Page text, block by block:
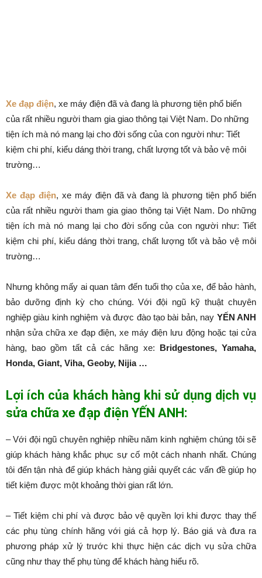
Xe đạp điện, xe máy điện đã và đang là phương tiện phổ biến
của rất nhiều người tham gia giao thông tại Việt Nam. Do những
tiện ích mà nó mang lại cho đời sống của con người như: Tiết
kiệm chi phí, kiểu dáng thời trang, chất lượng tốt và bảo vệ môi
trường…
Xe đạp điện, xe máy điện đã và đang là phương tiện phổ biến
của rất nhiều người tham gia giao thông tại Việt Nam. Do những
tiện ích mà nó mang lại cho đời sống của con người như: Tiết
kiệm chi phí, kiểu dáng thời trang, chất lượng tốt và bảo vệ môi
trường…
Nhưng không mấy ai quan tâm đến tuổi thọ của xe, để bảo hành,
bảo dưỡng định kỳ cho chúng. Với đội ngũ kỹ thuật chuyên
nghiệp giàu kinh nghiệm và được đào tạo bài bản, nay YẾN ANH
nhận sửa chữa xe đạp điện, xe máy điện lưu động hoặc tại cửa
hàng, bao gồm tất cả các hãng xe: Bridgestones, Yamaha,
Honda, Giant, Viha, Geoby, Nijia …
Lợi ích của khách hàng khi sử dụng dịch vụ
sửa chữa xe đạp điện YẾN ANH:
– Với đội ngũ chuyên nghiệp nhiều năm kinh nghiệm chúng tôi sẽ
giúp khách hàng khắc phục sự cố một cách nhanh nhất. Chúng
tôi đến tận nhà để giúp khách hàng giải quyết các vấn đề giúp họ
tiết kiệm được một khoảng thời gian rất lớn.
– Tiết kiệm chi phí và được bảo vệ quyền lợi khi được thay thế
các phụ tùng chính hãng với giá cả hợp lý. Báo giá và đưa ra
phương pháp xử lý trước khi thực hiện các dịch vụ sửa chữa
cũng như thay thế phụ tùng để khách hàng hiểu rõ.